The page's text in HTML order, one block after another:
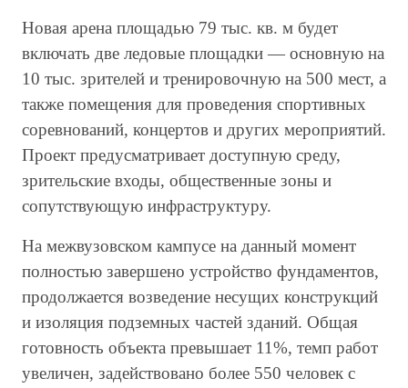
Новая арена площадью 79 тыс. кв. м будет
включать две ледовые площадки — основную на
10 тыс. зрителей и тренировочную на 500 мест, а
также помещения для проведения спортивных
соревнований, концертов и других мероприятий.
Проект предусматривает доступную среду,
зрительские входы, общественные зоны и
сопутствующую инфраструктуру.
На межвузовском кампусе на данный момент
полностью завершено устройство фундаментов,
продолжается возведение несущих конструкций
и изоляция подземных частей зданий. Общая
готовность объекта превышает 11%, темп работ
увеличен, задействовано более 550 человек с